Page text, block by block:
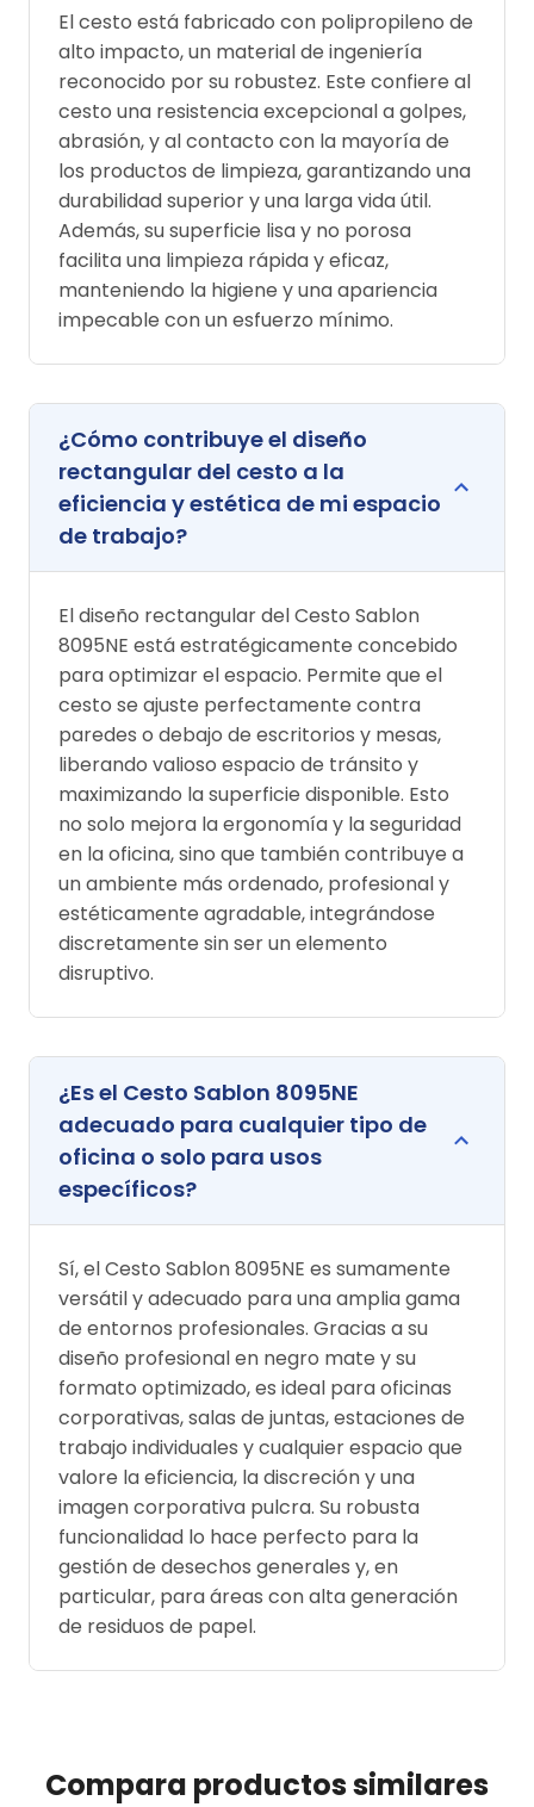
El cesto está fabricado con polipropileno de
alto impacto, un material de ingeniería
reconocido por su robustez. Este confiere al
cesto una resistencia excepcional a golpes,
abrasión, y al contacto con la mayoría de
los productos de limpieza, garantizando una
durabilidad superior y una larga vida útil.
Además, su superficie lisa y no porosa
facilita una limpieza rápida y eficaz,
manteniendo la higiene y una apariencia
impecable con un esfuerzo mínimo.
¿Cómo contribuye el diseño
rectangular del cesto a la
eficiencia y estética de mi espacio
de trabajo?
El diseño rectangular del Cesto Sablon
8095NE está estratégicamente concebido
para optimizar el espacio. Permite que el
cesto se ajuste perfectamente contra
paredes o debajo de escritorios y mesas,
liberando valioso espacio de tránsito y
maximizando la superficie disponible. Esto
no solo mejora la ergonomía y la seguridad
en la oficina, sino que también contribuye a
un ambiente más ordenado, profesional y
estéticamente agradable, integrándose
discretamente sin ser un elemento
disruptivo.
¿Es el Cesto Sablon 8095NE
adecuado para cualquier tipo de
oficina o solo para usos
específicos?
Sí, el Cesto Sablon 8095NE es sumamente
versátil y adecuado para una amplia gama
de entornos profesionales. Gracias a su
diseño profesional en negro mate y su
formato optimizado, es ideal para oficinas
corporativas, salas de juntas, estaciones de
trabajo individuales y cualquier espacio que
valore la eficiencia, la discreción y una
imagen corporativa pulcra. Su robusta
funcionalidad lo hace perfecto para la
gestión de desechos generales y, en
particular, para áreas con alta generación
de residuos de papel.
Compara productos similares